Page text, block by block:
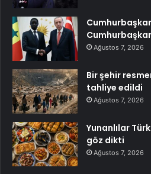
Ağustos 7, 2026
Bir şehir
tahliye edildi
Ağustos 7, 2026
Yunanlılar
göz dikti
Ağustos 7, 2026